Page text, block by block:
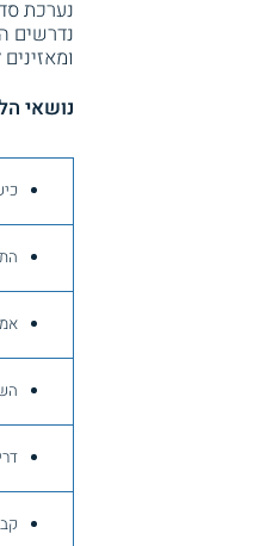
נערכת
נדרשים
נושאי